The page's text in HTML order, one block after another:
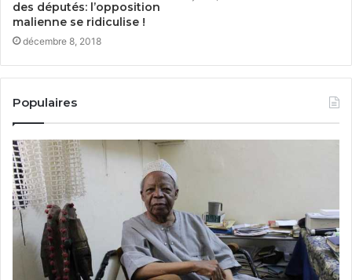
des députés: l’opposition
malienne se ridiculise !
décembre 8, 2018
Populaires